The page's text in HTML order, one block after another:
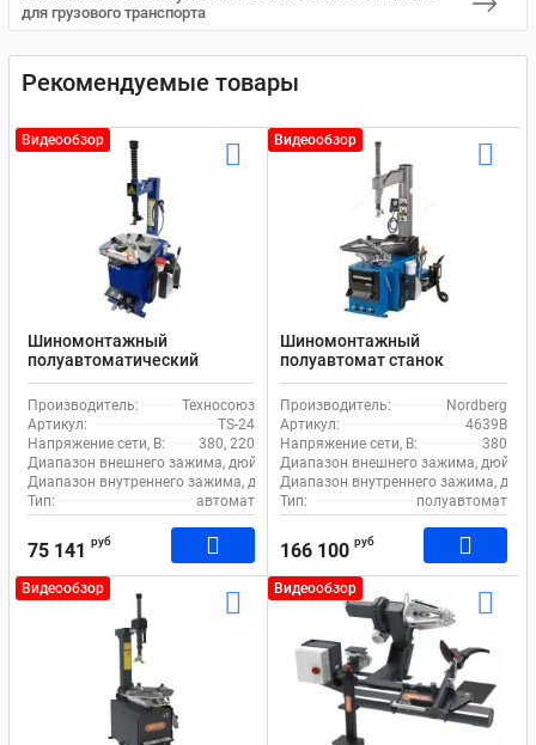
для грузового транспорта
Рекомендуемые товары
Видеообзор
Шиномонтажный
полуавтоматический
станок EQFS TS-24 для
легкового транспорта
Производитель:
Техносоюз
Артикул:
TS-24
Напряжение сети, В:
380, 220
Диапазон внешнего зажима, дюйм:
11-21
Диапазон внутреннего зажима, дюйм: 12-24
Тип:
автомат
75 141 руб
Видеообзор
Шиномонтажный
полуавтомат станок
Nordberg 4639B для
легкового и коммерческого
транспорта
Производитель:
Nordberg
Артикул:
4639B
Напряжение сети, В:
380
Диапазон внешнего зажима, дюйм:
Диапазон внутреннего зажима,
Тип:
полуавтомат
166 100 руб
Видеообзор Видеообзор